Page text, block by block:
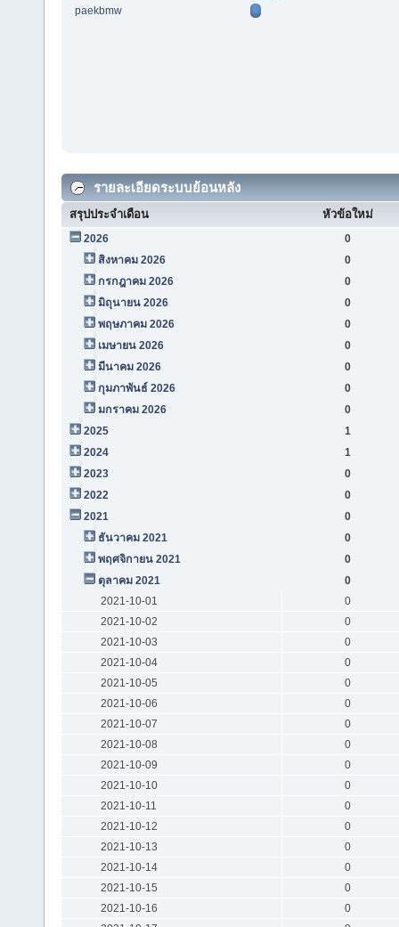
paekbmw
รายละเอียดระบบย้อนหลัง
สรุปประจำเดือน หัวข้อใหม่
2026
0
สิงหาคม 2026
0
กรกฎาคม 2026
0
มิถุนายน 2026
0
พฤษภาคม 2026
0
เมษายน 2026
0
มีนาคม 2026
0
กุมภาพันธ์ 2026
0
มกราคม 2026
0
2025
1
2024
1
2023
0
2022
0
2021
0
ธันวาคม 2021
0
พฤศจิกายน 2021
0
ตุลาคม 2021
0
2021-10-01
0
2021-10-02
0
2021-10-03
0
2021-10-04
0
2021-10-05
0
2021-10-06
0
2021-10-07
0
2021-10-08
0
2021-10-09
0
2021-10-10
0
2021-10-11
0
2021-10-12
0
2021-10-13
0
2021-10-14
0
2021-10-15
0
2021-10-16
0